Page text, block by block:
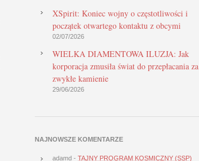
XSpirit: Koniec wojny o częstotliwości i
początek otwartego kontaktu z obcymi
02/07/2026
WIELKA DIAMENTOWA ILUZJA: Jak
korporacja zmusiła świat do przepłacania za
zwykłe kamienie
29/06/2026
NAJNOWSZE KOMENTARZE
adamd - TAJNY PROGRAM KOSMICZNY (SSP)